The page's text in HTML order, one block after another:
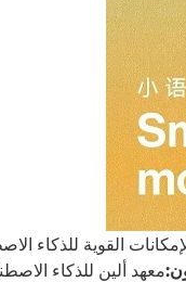
معهد ألين للذكاء